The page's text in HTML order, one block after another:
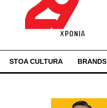
STOA CULTURA BRANDS